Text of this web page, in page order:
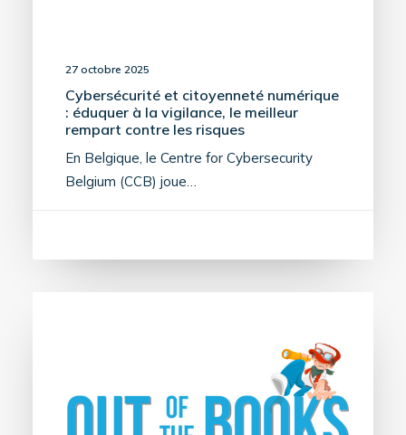
27 octobre 2025
Cybersécurité et citoyenneté numérique
: éduquer à la vigilance, le meilleur
rempart contre les risques
En Belgique, le Centre for Cybersecurity
Belgium (CCB) joue…